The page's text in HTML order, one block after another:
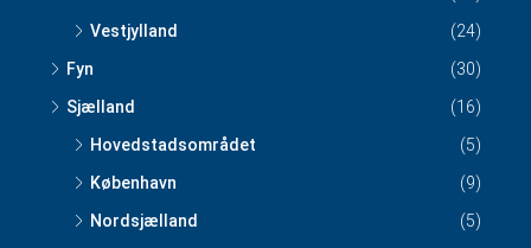
Vestjylland
(24)
Fyn
(30)
Sjælland
(16)
Hovedstadsområdet
(5)
København
(9)
Nordsjælland
(5)